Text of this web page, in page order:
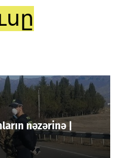
nəzərinə |